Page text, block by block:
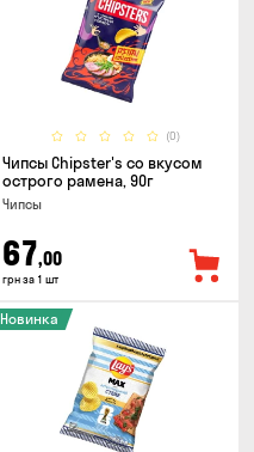
(0)
Чипсы Chipster's со вкусом
острого рамена, 90г
Чипсы
67,00
грн за 1 шт
Новинка